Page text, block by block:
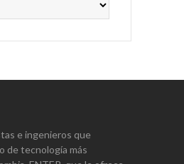
e ingenieros que
de tecnología más